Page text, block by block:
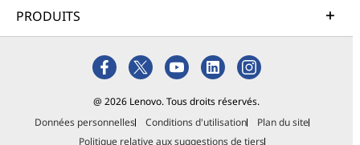
PRODUITS
@ 2026 Lenovo. Tous droits réservés.
Données personnelles
Conditions d'utilisation
Plan du site
Politique relative aux suggestions de tiers